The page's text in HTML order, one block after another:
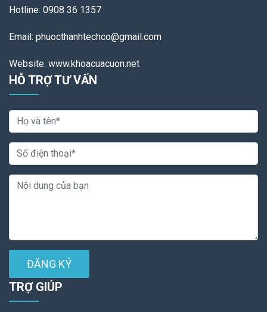
Hotline: 0908 36 1357
Email: phuocthanhtechco@gmail.com
Website: www.khoacuacuon.net
HỖ TRỢ TƯ VẤN
ĐĂNG KÝ
TRỢ GIÚP